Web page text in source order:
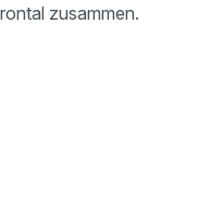
zusammen.